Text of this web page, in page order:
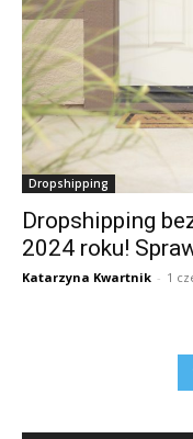
Dropshipping
Dropshipping
2024 roku!
Katarzyna Kwartnik - 1